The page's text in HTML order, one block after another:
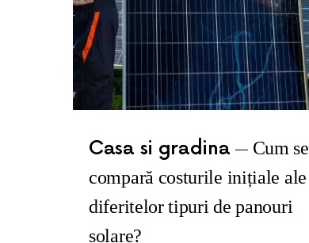
Casa si gradina
Cum se
compară costurile inițiale ale
diferitelor tipuri de panouri
solare?